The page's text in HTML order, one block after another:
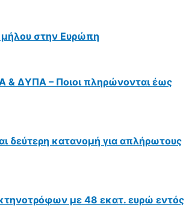
μήλου στην Ευρώπη
ΔΥΠΑ – Ποιοι πληρώνονται έως
δεύτερη κατανομή για απλήρωτους
με 48 εκατ. ευρώ εντός